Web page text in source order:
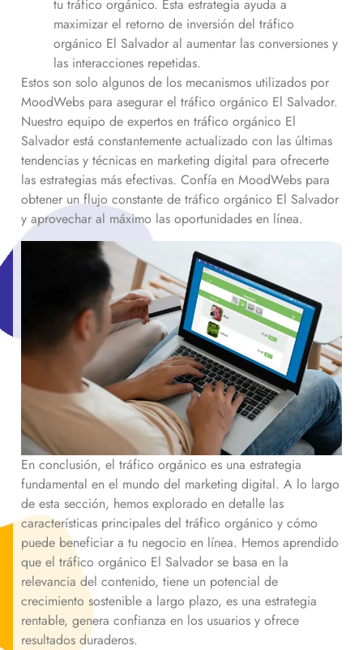
tu tráfico orgánico. Esta estrategia ayuda a
maximizar el retorno de inversión del tráfico
orgánico El Salvador al aumentar las conversiones y
las interacciones repetidas.
Estos son solo algunos de los mecanismos utilizados por
MoodWebs para asegurar el tráfico orgánico El Salvador.
Nuestro equipo de expertos en tráfico orgánico El
Salvador está constantemente actualizado con las últimas
tendencias y técnicas en marketing digital para ofrecerte
las estrategias más efectivas. Confía en MoodWebs para
obtener un flujo constante de tráfico orgánico El Salvador
y aprovechar al máximo las oportunidades en línea.
En conclusión, el tráfico orgánico es una estrategia
fundamental en el mundo del marketing digital. A lo largo
de esta sección, hemos explorado en detalle las
características principales del tráfico orgánico y cómo
puede beneficiar a tu negocio en línea. Hemos aprendido
que el tráfico orgánico El Salvador se basa en la
relevancia del contenido, tiene un potencial de
crecimiento sostenible a largo plazo, es una estrategia
rentable, genera confianza en los usuarios y ofrece
resultados duraderos.